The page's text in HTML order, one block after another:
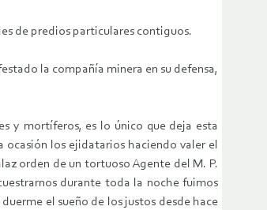
de predios particulares contiguos.
la compañía minera en su defensa,
y mortíferos, es lo único que deja esta
los ejidatarios haciendo valer el
orden de un tortuoso Agente del M. P.
durante toda la noche fuimos
el sueño de los justos desde hace